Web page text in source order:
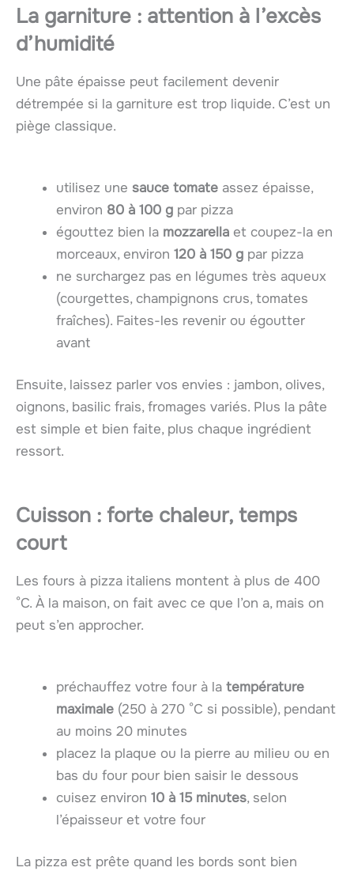
La garniture : attention à l’excès
d’humidité
Une pâte épaisse peut facilement devenir
détrempée si la garniture est trop liquide. C’est un
piège classique.
utilisez une sauce tomate assez épaisse,
environ 80 à 100 g par pizza
égouttez bien la mozzarella et coupez-la en
morceaux, environ 120 à 150 g par pizza
ne surchargez pas en légumes très aqueux
(courgettes, champignons crus, tomates
fraîches). Faites-les revenir ou égoutter
avant
Ensuite, laissez parler vos envies : jambon, olives,
oignons, basilic frais, fromages variés. Plus la pâte
est simple et bien faite, plus chaque ingrédient
ressort.
Cuisson : forte chaleur, temps
court
Les fours à pizza italiens montent à plus de 400
°C. À la maison, on fait avec ce que l’on a, mais on
peut s’en approcher.
préchauffez votre four à la température
maximale (250 à 270 °C si possible), pendant
au moins 20 minutes
placez la plaque ou la pierre au milieu ou en
bas du four pour bien saisir le dessous
cuisez environ 10 à 15 minutes, selon
l’épaisseur et votre four
La pizza est prête quand les bords sont bien